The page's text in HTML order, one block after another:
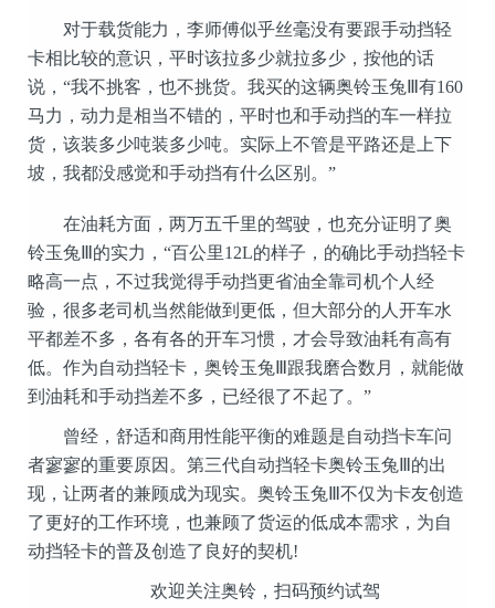
对于载货能力，李师傅似乎丝毫没有要跟手动挡轻
卡相比较的意识，平时该拉多少就拉多少，按他的话
说，“我不挑客，也不挑货。我买的这辆奥铃玉兔Ⅲ有160
马力，动力是相当不错的，平时也和手动挡的车一样拉
货，该装多少吨装多少吨。实际上不管是平路还是上下
坡，我都没感觉和手动挡有什么区别。”
在油耗方面，两万五千里的驾驶，也充分证明了奥
铃玉兔Ⅲ的实力，“百公里12L的样子，的确比手动挡轻卡
略高一点，不过我觉得手动挡更省油全靠司机个人经
验，很多老司机当然能做到更低，但大部分的人开车水
平都差不多，各有各的开车习惯，才会导致油耗有高有
低。作为自动挡轻卡，奥铃玉兔Ⅲ跟我磨合数月，就能做
到油耗和手动挡差不多，已经很了不起了。”
曾经，舒适和商用性能平衡的难题是自动挡卡车问
者寥寥的重要原因。第三代自动挡轻卡奥铃玉兔Ⅲ的出
现，让两者的兼顾成为现实。奥铃玉兔Ⅲ不仅为卡友创造
了更好的工作环境，也兼顾了货运的低成本需求，为自
动挡轻卡的普及创造了良好的契机!
欢迎关注奥铃，扫码预约试驾